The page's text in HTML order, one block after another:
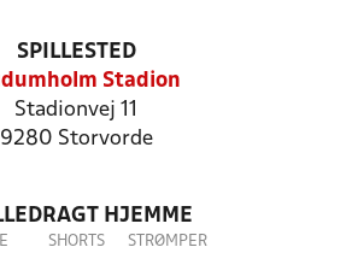
SPILLESTED
Stadion
Stadionvej 11
9280 Storvorde
HJEMME
SHORTS STRØMPER